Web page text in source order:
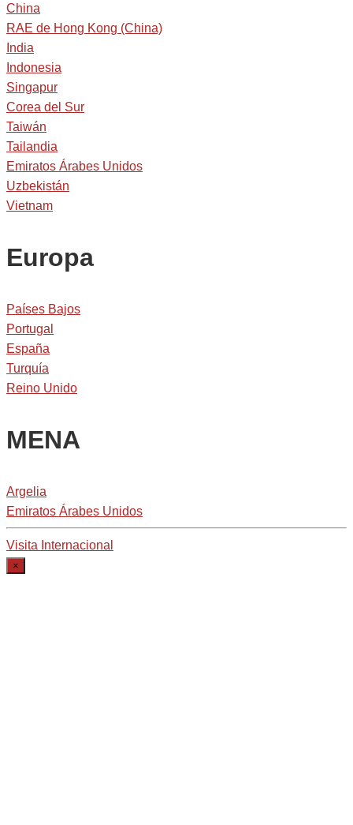
China
RAE de Hong Kong (China)
India
Indonesia
Singapur
Corea del Sur
Taiwán
Tailandia
Emiratos Árabes Unidos
Uzbekistán
Vietnam
Europa
Países Bajos
Portugal
España
Turquía
Reino Unido
MENA
Argelia
Emiratos Árabes Unidos
Visita Internacional
×